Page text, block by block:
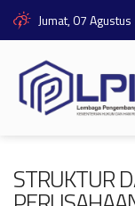
Jumat, 07
STRUKTUR